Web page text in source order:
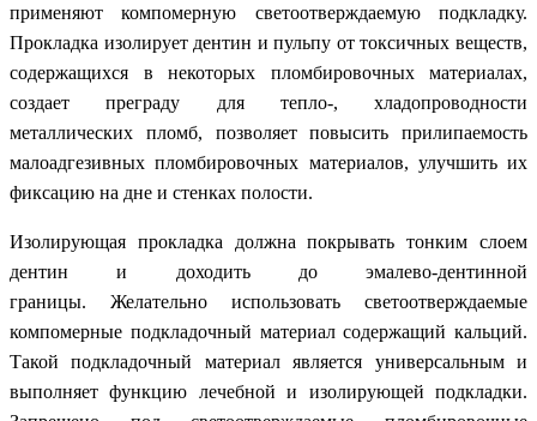
применяют компомерную светоотверждаемую подкладку.
Прокладка изолирует дентин и пульпу от токсичных веществ,
содержащихся в некоторых пломбировочных материалах,
создает преграду для тепло-, хладопроводности
металлических пломб, позволяет повысить прилипаемость
малоадгезивных пломбировочных материалов, улучшить их
фиксацию на дне и стенках полости.
Изолирующая прокладка должна покрывать тонким слоем
дентин и доходить до эмалево-дентинной
границы. Желательно использовать светоотверждаемые
компомерные подкладочный материал содержащий кальций.
Такой подкладочный материал является универсальным и
выполняет функцию лечебной и изолирующей подкладки.